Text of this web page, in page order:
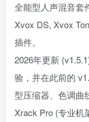
全能型人声混音套
Xvox DS, Xvox
插件。
2026年更新
验，并在此前的
型压缩器、色调曲
Xrack Pro (专业机